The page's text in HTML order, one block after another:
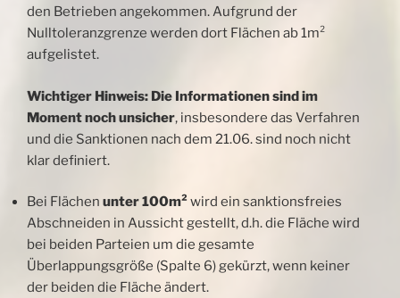
den Betrieben angekommen. Aufgrund der
Nulltoleranzgrenze werden dort Flächen ab 1m²
aufgelistet.
Wichtiger Hinweis: Die Informationen sind im
Moment noch unsicher, insbesondere das Verfahren
und die Sanktionen nach dem 21.06. sind noch nicht
klar definiert.
Bei Flächen unter 100m² wird ein sanktionsfreies
Abschneiden in Aussicht gestellt, d.h. die Fläche wird
bei beiden Parteien um die gesamte
Überlappungsgröße (Spalte 6) gekürzt, wenn keiner
der beiden die Fläche ändert.